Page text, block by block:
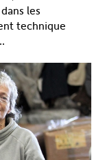
les
technique